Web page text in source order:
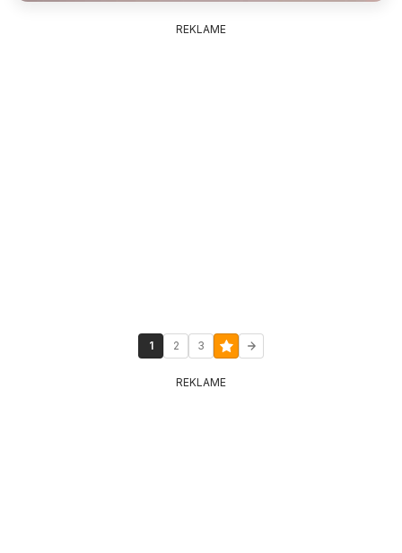
REKLAME
1 2 3
REKLAME